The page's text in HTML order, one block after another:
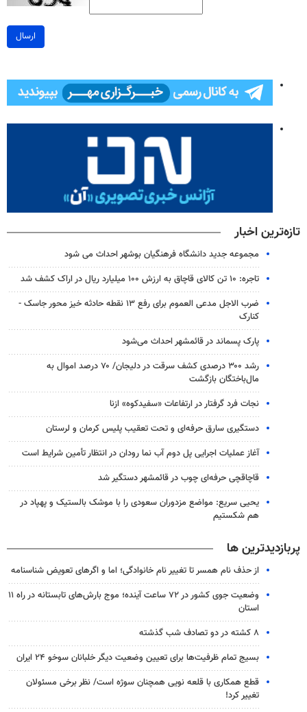
ارسال
تازه‌ترین اخبار
مجموعه جدید دانشگاه فرهنگیان بوشهر احداث می شود
تاجره: ۱۰ تن کالای قاچاق به ارزش ۱۰۰ میلیارد ریال در اراک کشف شد
ضرب الاجل مدعی العموم برای رفع ۱۳ نقطه حادثه خیز محور جاسک -
کنارک
پارک پسماند در قائمشهر احداث می‌شود
رشد ۳۰۰ درصدی کشف سرقت در دلیجان/ ۷۰ درصد اموال به
مال‌باختگان بازگشت
نجات فرد گرفتار در ارتفاعات «سفیدکوه» ازنا
دستگیری سارق حرفه‌ای و تحت تعقیب پلیس کرمان و لرستان
آغاز عملیات اجرایی پل دوم آب نما رودان در انتظار تأمین شرایط است
قاچاقچی حرفه‌ای چوب در قائمشهر دستگیر شد
یحیی سریع: مواضع مزدوران سعودی را با موشک بالستیک و پهپاد در
هم شکستیم
پربازدیدترین ها
از حذف نام همسر تا تغییر نام خانوادگی؛ اما و اگرهای تعویض شناسنامه
وضعیت جوی کشور در ۷۲ ساعت آینده؛ موج بارش‌های تابستانه در راه ۱۱
استان
۸ کشته در دو تصادف شب گذشته
بسیج تمام ظرفیت‌ها برای تعیین وضعیت دیگر خلبانان سوخو ۲۴ ایران
قطع همکاری با قلعه نویی همچنان سوژه است/ نظر برخی مسئولان
تغییر کرد!